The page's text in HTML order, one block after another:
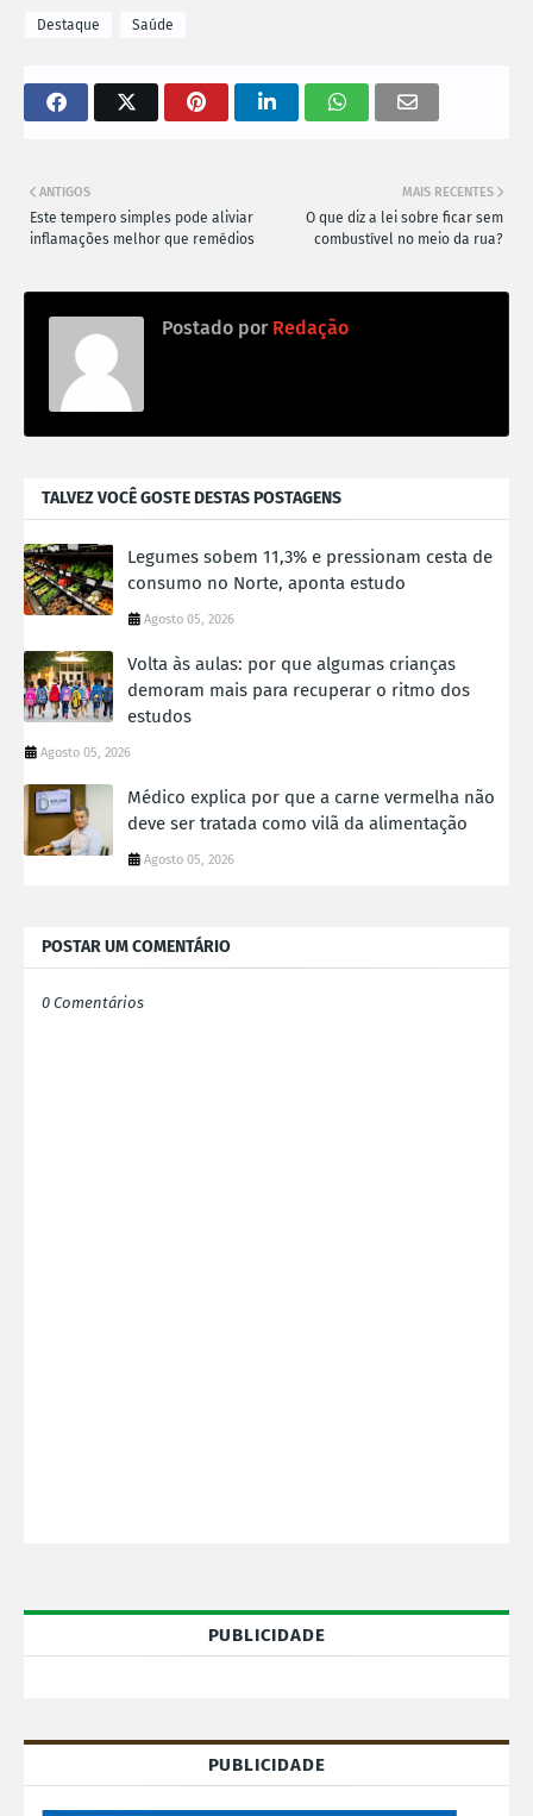
Destaque Saúde
MAIS RECENTES
O que diz a lei sobre ficar sem
combustível no meio da rua?
ANTIGOS
Este tempero simples pode aliviar
inflamações melhor que remédios
Postado por Redação
TALVEZ VOCÊ GOSTE DESTAS POSTAGENS
Legumes sobem 11,3% e pressionam cesta de
consumo no Norte, aponta estudo
Agosto 05, 2026
Volta às aulas: por que algumas crianças
demoram mais para recuperar o ritmo dos
estudos
Agosto 05, 2026
Médico explica por que a carne vermelha não
deve ser tratada como vilã da alimentação
Agosto 05, 2026
POSTAR UM COMENTÁRIO
0 Comentários
PUBLICIDADE
PUBLICIDADE